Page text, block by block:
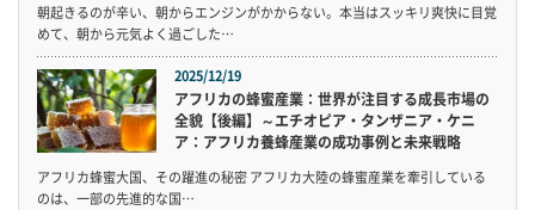
朝起きるのが辛い、朝からエンジンがかからない。本当はスッキリ爽快に目覚
めて、朝から元気よく過ごした…
2025/12/19
アフリカの蜂蜜産業：世界が注目する成長市場の
全貌【後編】～エチオピア・タンザニア・ケニ
ア：アフリカ養蜂産業の成功事例と未来戦略
アフリカ蜂蜜大国、その躍進の秘密 アフリカ大陸の蜂蜜産業を牽引している
のは、一部の先進的な国…